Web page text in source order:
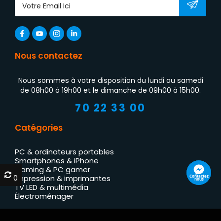
Nous contactez
Nous sommes à votre disposition du lundi au samedi
de 08h00 à 19h00 et le dimanche de 09h00 à 15h00.
70 22 33 00
Catégories
PC & ordinateurs portables
Smartphones & iPhone
Gaming & PC gamer
Impression & imprimantes
TV LED & multimédia
Électroménager
Contactez
nous
0
0